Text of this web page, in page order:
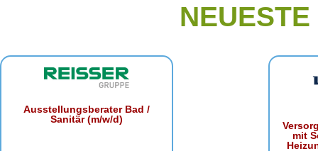
Ausstellungsberater Bad /
Sanitär (m/w/d)
mit